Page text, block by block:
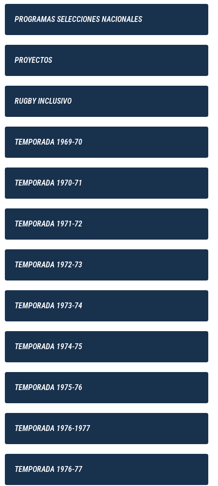
PROGRAMAS SELECCIONES NACIONALES
PROYECTOS
RUGBY INCLUSIVO
TEMPORADA 1969-70
TEMPORADA 1970-71
TEMPORADA 1971-72
TEMPORADA 1972-73
TEMPORADA 1973-74
TEMPORADA 1974-75
TEMPORADA 1975-76
TEMPORADA 1976-1977
TEMPORADA 1976-77